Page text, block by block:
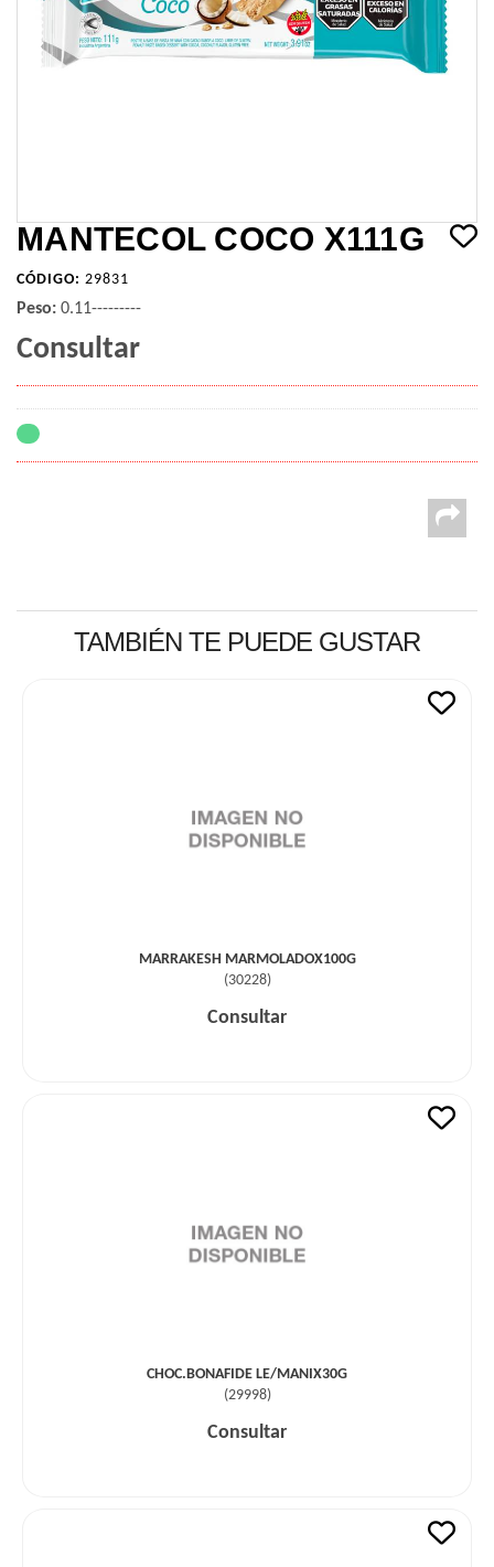
MANTECOL COCO X111G
CÓDIGO: 29831
Peso: 0.11---------
Consultar
TAMBIÉN TE PUEDE GUSTAR
MARRAKESH MARMOLADOX100G
(30228)
Consultar
CHOC.BONAFIDE LE/MANIX30G
(29998)
Consultar